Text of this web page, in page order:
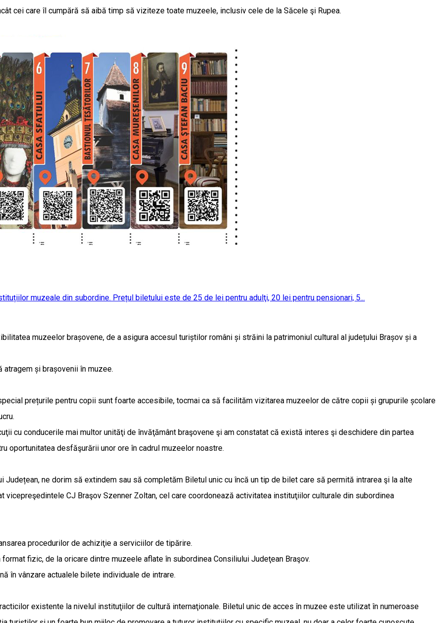
cei care îl cumpără să aibă timp să viziteze toate muzeele, inclusiv cele de la Săcele şi Rupea.
muzeale din subordine. Prețul biletului este de 25 de lei pentru adulţi, 20 lei pentru pensionari, 5...
muzeelor brașovene, de a asigura accesul turiștilor români și străini la patrimoniul cultural al județului Brașov și a
și brașovenii în muzee.
prețurile pentru copii sunt foarte accesibile, tocmai ca să facilităm vizitarea muzeelor de către copii și grupurile școlare
cu conducerile mai multor unităţi de învăţământ braşovene şi am constatat că există interes şi deschidere din partea
oportunitatea desfăşurării unor ore în cadrul muzeelor noastre.
ne dorim să extindem sau să completăm Biletul unic cu încă un tip de bilet care să permită intrarea şi la alte
vicepreşedintele CJ Braşov Szenner Zoltan, cel care coordonează activitatea instituţiilor culturale din subordinea
procedurilor de achiziţie a serviciilor de tipărire.
fizic, de la oricare dintre muzeele aflate în subordinea Consiliului Judeţean Braşov.
în vânzare actualele bilete individuale de intrare.
existente la nivelul instituţiilor de cultură internaţionale. Biletul unic de acces în muzee este utilizat în numeroase